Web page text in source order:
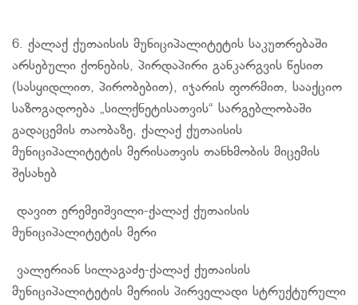
6. ქალაქ ქუთაისის მუნიციპალიტეტის საკუთრებაში
არსებული ქონების, პირდაპირი განკარგვის წესით
(სასყიდლით, პირობებით), იჯარის ფორმით, სააქციო
საზოგადოება „სილქნეტისათვის“ სარგებლობაში
გადაცემის თაობაზე, ქალაქ ქუთაისის
მუნიციპალიტეტის მერისათვის თანხმობის მიცემის
შესახებ
დავით ერემეიშვილი-ქალაქ ქუთაისის
მუნიციპალიტეტის მერი
ვალერიან სილაგაძე-ქალაქ ქუთაისის
მუნიციპალიტეტის მერიის პირველადი სტრუქტურული